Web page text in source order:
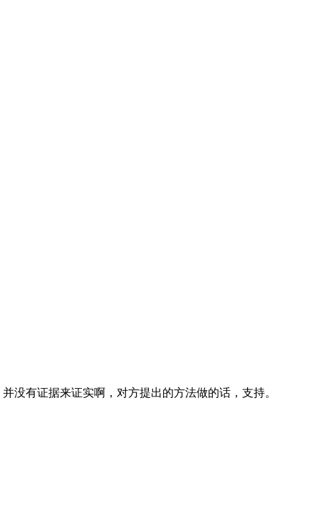
没有证据来证实啊，对方提出的方法做的话，支持。